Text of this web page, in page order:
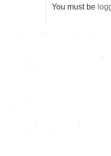
You must be